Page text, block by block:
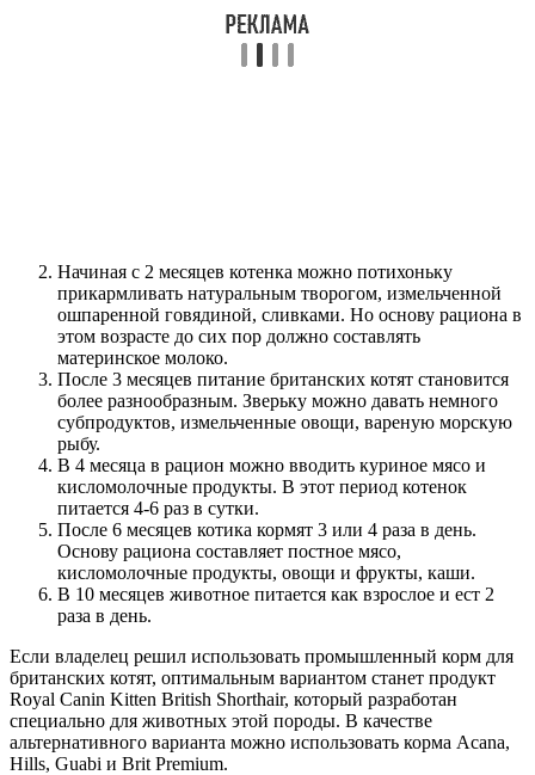
Начиная с 2 месяцев котенка можно потихоньку
прикармливать натуральным творогом, измельченной
ошпаренной говядиной, сливками. Но основу рациона в
этом возрасте до сих пор должно составлять
материнское молоко.
После 3 месяцев питание британских котят становится
более разнообразным. Зверьку можно давать немного
субпродуктов, измельченные овощи, вареную морскую
рыбу.
В 4 месяца в рацион можно вводить куриное мясо и
кисломолочные продукты. В этот период котенок
питается 4-6 раз в сутки.
После 6 месяцев котика кормят 3 или 4 раза в день.
Основу рациона составляет постное мясо,
кисломолочные продукты, овощи и фрукты, каши.
В 10 месяцев животное питается как взрослое и ест 2
раза в день.
Если владелец решил использовать промышленный корм для
британских котят, оптимальным вариантом станет продукт
Royal Canin Kitten British Shorthair, который разработан
специально для животных этой породы. В качестве
альтернативного варианта можно использовать корма Acana,
Hills, Guabi и Brit Premium.